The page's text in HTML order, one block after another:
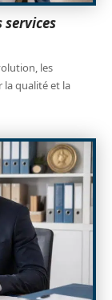
services
les
la qualité et la